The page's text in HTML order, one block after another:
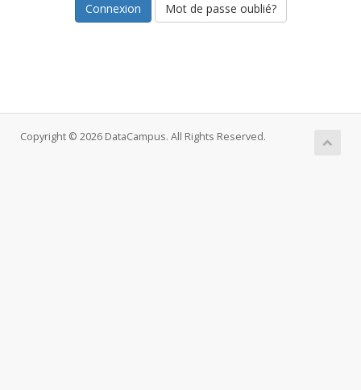
Mot de passe oublié?
Copyright © 2026 DataCampus. All Rights Reserved.